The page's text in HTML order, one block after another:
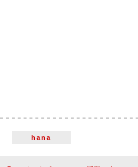
hana